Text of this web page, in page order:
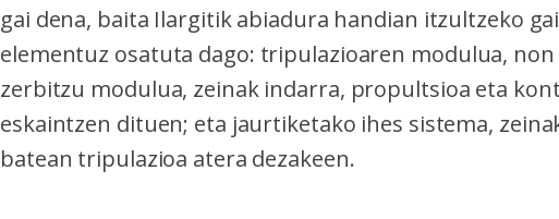
gai dena, baita Ilargitik abiadura handian itzultzeko
elementuz osatuta dago: tripulazioaren modulua,
zerbitzu modulua, zeinak indarra, propultsioa eta
eskaintzen dituen; eta jaurtiketako ihes sistema,
batean tripulazioa atera dezakeen.